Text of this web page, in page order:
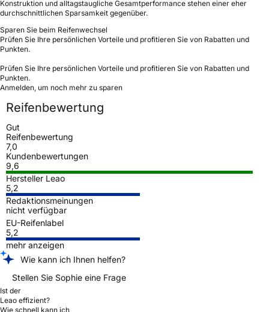
Konstruktion und alltagstaugliche Gesamtperformance stehen einer eher
durchschnittlichen Sparsamkeit gegenüber.
Sparen Sie beim Reifenwechsel
Prüfen Sie Ihre persönlichen Vorteile und profitieren Sie von Rabatten und
Punkten.
Prüfen Sie Ihre persönlichen Vorteile und profitieren Sie von Rabatten und
Punkten.
Anmelden, um noch mehr zu sparen
Reifenbewertung
Gut
Reifenbewertung
7,0
Kundenbewertungen
9,6
Hersteller Leao
5,2
Redaktionsmeinungen
nicht verfügbar
EU-Reifenlabel
5,2
mehr anzeigen
Wie kann ich Ihnen helfen?
Stellen Sie Sophie eine Frage
Ist der
Leao effizient?
Wie schnell kann ich